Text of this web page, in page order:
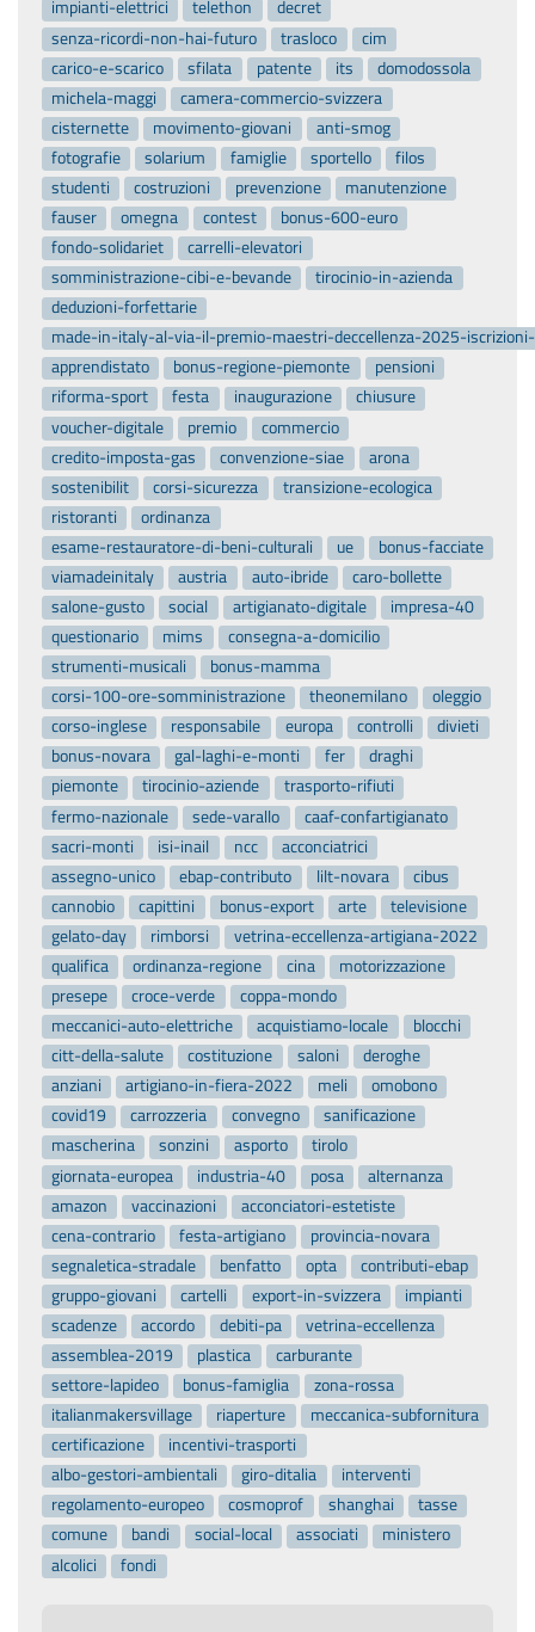
impianti-elettrici
telethon
decret
senza-ricordi-non-hai-futuro
trasloco
cim
carico-e-scarico
sfilata patente its
domodossola
michela-maggi
camera-commercio-svizzera
cisternette
movimento-giovani
anti-smog
fotografie
solarium famiglie sportello
filos
studenti
costruzioni prevenzione
manutenzione
fauser
omegna contest
bonus-600-euro
fondo-solidariet
carrelli-elevatori
somministrazione-cibi-e-bevande
tirocinio-in-azienda
deduzioni-forfettarie
made-in-italy-al-via-il-premio-maestri-deccellenza-2025-
apprendistato
bonus-regione-piemonte
pensioni
riforma-sport
festa inaugurazione
chiusure
voucher-digitale
premio
commercio
credito-imposta-gas
convenzione-siae
arona
sostenibilit
corsi-sicurezza
transizione-ecologica
ristoranti
ordinanza
esame-restauratore-di-beni-culturali
ue
bonus-facciate
viamadeinitaly
austria auto-ibride
caro-bollette
salone-gusto
social artigianato-digitale
impresa-40
questionario
mims
consegna-a-domicilio
strumenti-musicali
bonus-mamma
corsi-100-ore-somministrazione
theonemilano
oleggio
corso-inglese
responsabile europa controlli
divieti
bonus-novara
gal-laghi-e-monti fer
draghi
piemonte
tirocinio-aziende
trasporto-rifiuti
fermo-nazionale
sede-varallo
caaf-confartigianato
sacri-monti
isi-inail ncc
acconciatrici
assegno-unico
ebap-contributo lilt-novara
cibus
cannobio
capittini bonus-export arte
televisione
gelato-day
rimborsi
vetrina-eccellenza-artigiana-2022
qualifica
ordinanza-regione cina
motorizzazione
presepe
croce-verde
coppa-mondo
meccanici-auto-elettriche
acquistiamo-locale
blocchi
citt-della-salute
costituzione saloni
deroghe
anziani
artigiano-in-fiera-2022 meli
omobono
covid19
carrozzeria convegno
sanificazione
mascherina
sonzini asporto
tirolo
giornata-europea
industria-40 posa
alternanza
amazon
vaccinazioni
acconciatori-estetiste
cena-contrario
festa-artigiano
provincia-novara
segnaletica-stradale
benfatto opta
contributi-ebap
gruppo-giovani
cartelli export-in-svizzera
impianti
scadenze
accordo debiti-pa
vetrina-eccellenza
assemblea-2019
plastica
carburante
settore-lapideo
bonus-famiglia
zona-rossa
italianmakersvillage
riaperture
meccanica-subfornitura
certificazione
incentivi-trasporti
albo-gestori-ambientali
giro-ditalia
interventi
regolamento-europeo
cosmoprof shanghai
tasse
comune
bandi social-local associati
ministero
alcolici
fondi